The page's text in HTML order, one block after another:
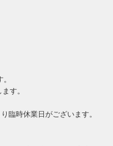
す。
臨時休業日がございます。